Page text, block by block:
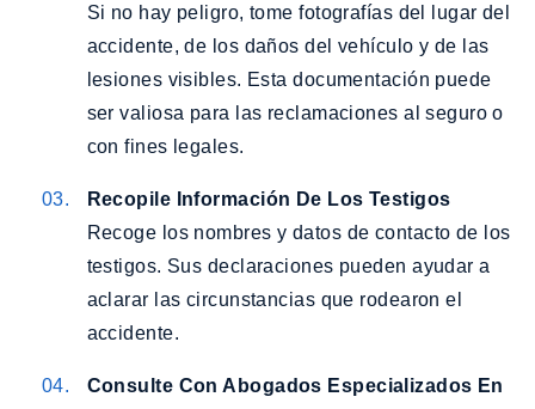
Si no hay peligro, tome fotografías del lugar del
accidente, de los daños del vehículo y de las
lesiones visibles. Esta documentación puede
ser valiosa para las reclamaciones al seguro o
con fines legales.
Recopile Información De Los Testigos
Recoge los nombres y datos de contacto de los
testigos. Sus declaraciones pueden ayudar a
aclarar las circunstancias que rodearon el
accidente.
Consulte Con Abogados Especializados En